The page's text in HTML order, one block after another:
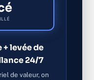
levée de
24/7
de valeur, on